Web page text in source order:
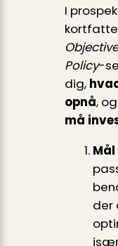
I
Objective
Policy-
dig,
opnå, og
må
Mål
der